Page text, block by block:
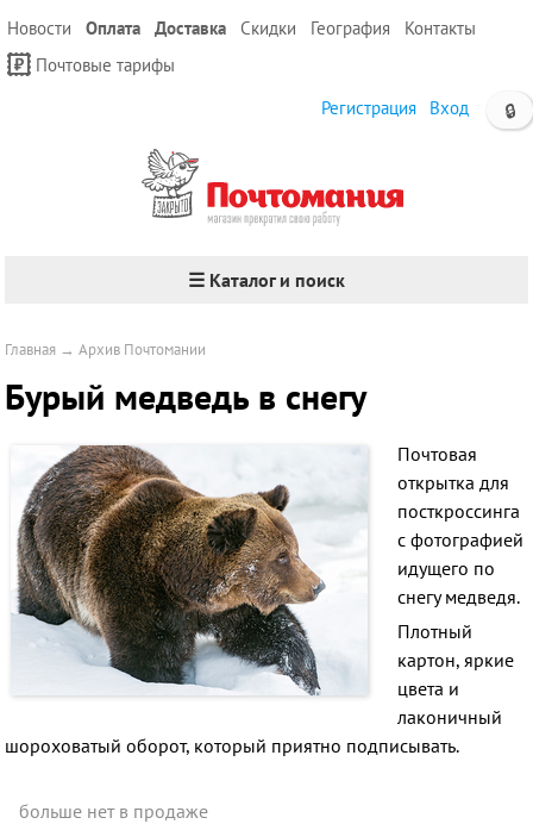
Новости Оплата Доставка Скидки География
Контакты
Почтовые тарифы
🔒
Регистрация Вход
☰ Каталог и поиск
Главная →Архив Почтомании
Бурый медведь в снегу
Почтовая
открытка для
посткроссинга
c фотографией
идущего по
снегу медведя.
Плотный
картон, яркие
цвета и
лаконичный
шороховатый оборот, который приятно подписывать.
больше нет в продаже